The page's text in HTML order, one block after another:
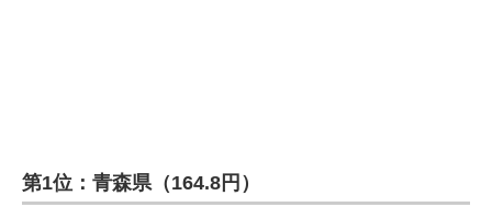
第1位：青森県（164.8円）